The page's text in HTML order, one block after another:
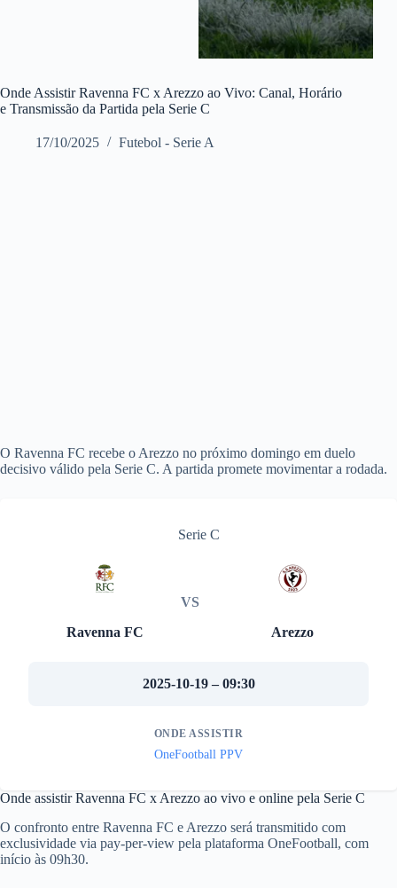
Onde Assistir Ravenna FC x Arezzo ao Vivo: Canal, Horário
e Transmissão da Partida pela Serie C
17/10/2025 Futebol - Serie A
O Ravenna FC recebe o Arezzo no próximo domingo em duelo
decisivo válido pela Serie C. A partida promete movimentar a rodada.
Serie C
Ravenna FC
VS
Arezzo
2025-10-19 – 09:30
ONDE ASSISTIR
OneFootball PPV
Onde assistir Ravenna FC x Arezzo ao vivo e online pela Serie C
O confronto entre Ravenna FC e Arezzo será transmitido com
exclusividade via pay-per-view pela plataforma OneFootball, com
início às 09h30.